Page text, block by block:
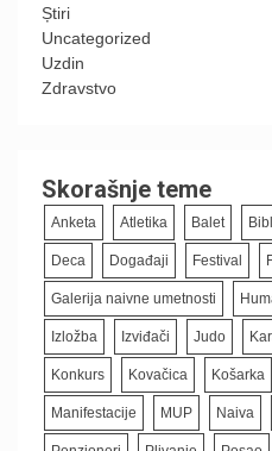
Știri
Uncategorized
Uzdin
Zdravstvo
Skorašnje teme
Anketa Atletika Balet
Deca Događaji Festival
Galerija naivne umetnosti
Izložba Izviđači Judo
Konkurs Kovačica Košarka
Manifestacije MUP Naiva